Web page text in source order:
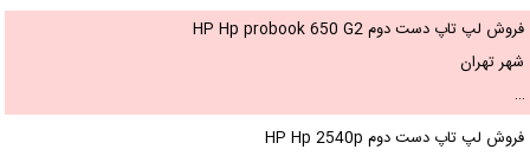
فروش لپ تاپ دست دوم HP Hp probook 650 G2
شهر تهران
…
فروش لپ تاپ دست دوم HP Hp 2540p